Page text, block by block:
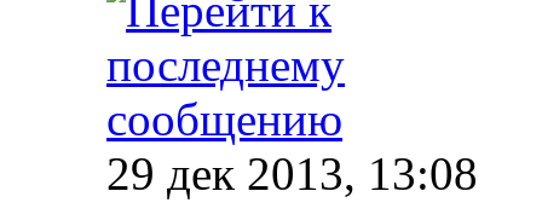
29 дек 2013, 13:08